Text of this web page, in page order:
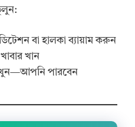
বা হালকা ব্যায়াম করুন
খান
পারবেন